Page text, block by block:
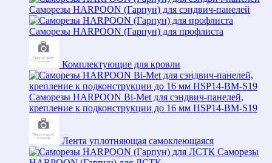
Саморезы HARPOON (Гарпун) для сэндвич-панелей
Саморезы HARPOON (Гарпун) для профлиста
Комплектующие для кровли
Саморезы HARPOON Bi-Met для сэндвич-панелей,
крепление к подконструкции до 16 мм HSP14-BM-S19
Лента уплотняющая самоклеющаяся
Саморезы